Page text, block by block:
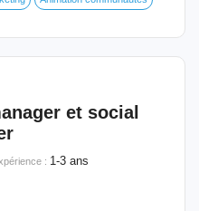
et social
: 1-3 ans